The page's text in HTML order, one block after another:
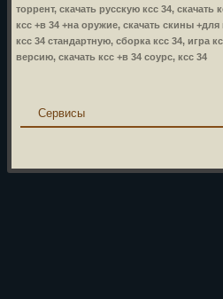
торрент, скачать русскую ксс 34, скачать
ксс +в 34 +на оружие, скачать скины +для
ксс 34 стандартную, сборка ксс 34, игра
версию, скачать ксс +в 34 соурс, ксс 34
Сервисы